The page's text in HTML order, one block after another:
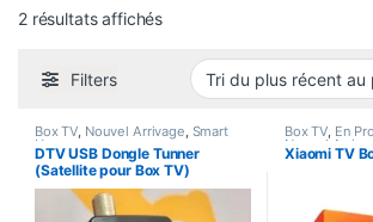
2 résultats affichésTrié du plus récent au plus
Filters
Box TV, Nouvel Arrivage, Smart
Home
DTV USB Dongle Tunner
(Satellite pour Box TV)
Box TV, En
Nouvel
Xiaomi TV